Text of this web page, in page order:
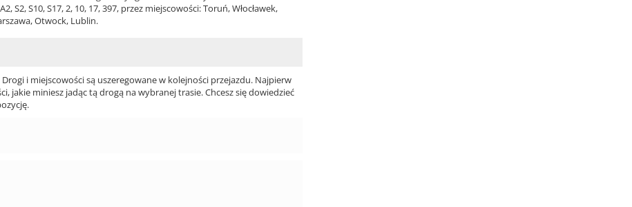
S2, S10, S17, 2, 10, 17, 397, przez miejscowości: Toruń, Włocławek,
Otwock, Lublin.
i miejscowości są uszeregowane w kolejności przejazdu. Najpierw
jakie miniesz jadąc tą drogą na wybranej trasie. Chcesz się dowiedzieć